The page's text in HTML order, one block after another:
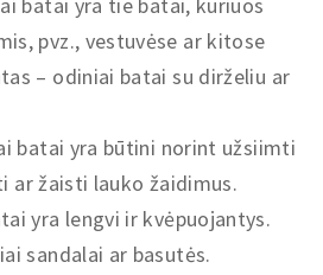
batai yra tie batai, kuriuos
pvz., vestuvėse ar kitose
– odiniai batai su dirželiu ar
batai yra būtini norint užsiimti
ar žaisti lauko žaidimus.
yra lengvi ir kvėpuojantys.
sandalai ar basutės.